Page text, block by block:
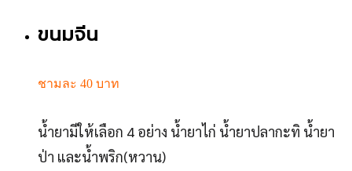
ขนมจีน
ชามละ 40 บาท
น้ำยามีให้เลือก 4 อย่าง น้ำยาไก่ น้ำยาปลากะทิ น้ำยา
ป่า และน้ำพริก(หวาน)